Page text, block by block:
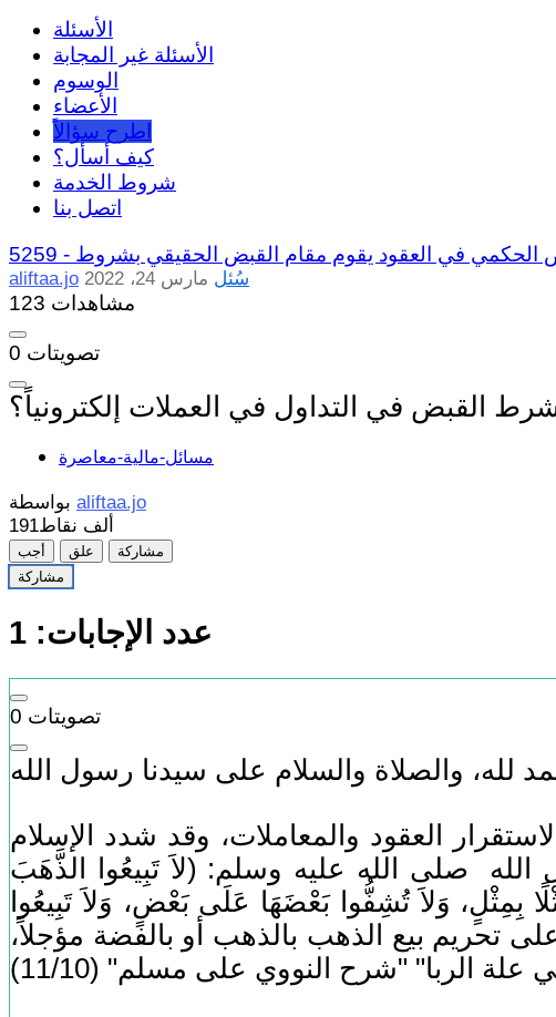
الأسئلة
الأسئلة غير المجابة
الوسوم
الأعضاء
اطرح سؤالاً
كيف أسأل؟
شروط الخدمة
اتصل بنا
5259 - الحكمي في العقود يقوم مقام القبض الحقيقي بشروط
aliftaa.jo سُئل مارس 24، 2022
123 مشاهدات
0 تصويتات
القبض في التداول في العملات إلكترونياً؟
مسائل-مالية-معاصرة
aliftaa.jo
191ألف نقاط
أجب علق
مشاركة
مشاركة
عدد الإجابات: 1
0 تصويتات
لله، والصلاة والسلام على سيدنا رسول الله
العقود والمعاملات، وقد شدد الإسلام
صلى الله عليه وسلم: (لاَ تَبِيعُوا الذَّهَبَ
بِمِثْلٍ، وَلاَ تُشِفُّوا بَعْضَهَا عَلَى بَعْضٍ، وَلاَ تَبِيعُوا
على تحريم بيع الذهب بالذهب أو بالفضة مؤجلاً،